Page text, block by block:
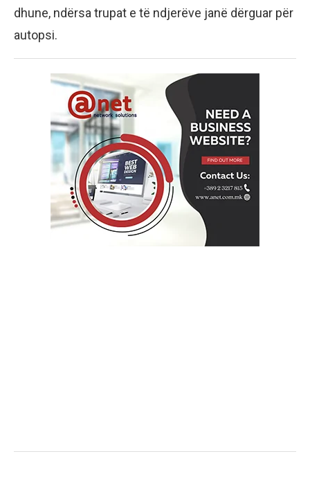
dhune, ndërsa trupat e të ndjerëve janë dërguar për
autopsi.